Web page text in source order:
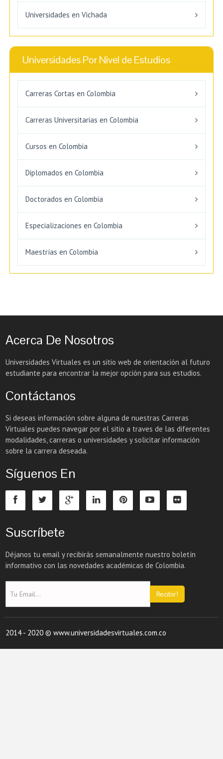
Universidades en Vichada
Universidades Por Nivel de Estudios
Carreras Cortas en Colombia
Carreras Universitarias en Colombia
Cursos en Colombia
Diplomados en Colombia
Doctorados en Colombia
Especializaciones en Colombia
Maestrías en Colombia
Acerca De Nosotros
Universidades Virtuales es un sitio web de orientación al futuro
estudiante para encontrar la mejor opción para sus estudios.
Contáctanos
Si deseas información sobre alguna de nuestras Carreras
Virtuales puedes navegar por el sitio a traves de las diferentes
modalidades, carreras o universidades y solicitar información
sobre la carrera deseada.
Síguenos En
Suscríbete
Déjanos tu email y recibirás semanalmente nuestro boletín
informativo con las novedades académicas de Colombia.
Recibir!
2014 - 2020 © www.universidadesvirtuales.com.co